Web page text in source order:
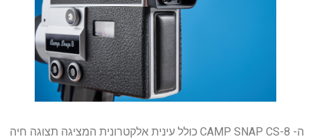
ה- CAMP SNAP CS-8 כולל עינית אלקטרונית המציגה תצוגה חיה